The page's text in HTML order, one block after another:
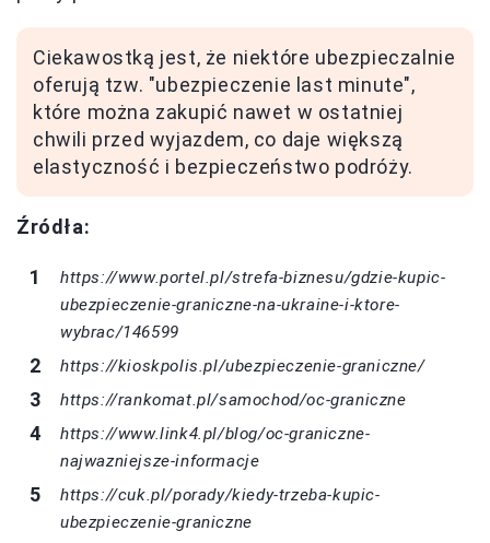
Ciekawostką jest, że niektóre ubezpieczalnie
oferują tzw. "ubezpieczenie last minute",
które można zakupić nawet w ostatniej
chwili przed wyjazdem, co daje większą
elastyczność i bezpieczeństwo podróży.
Źródła:
https://www.portel.pl/strefa-biznesu/gdzie-kupic-
ubezpieczenie-graniczne-na-ukraine-i-ktore-
wybrac/146599
https://kioskpolis.pl/ubezpieczenie-graniczne/
https://rankomat.pl/samochod/oc-graniczne
https://www.link4.pl/blog/oc-graniczne-
najwazniejsze-informacje
https://cuk.pl/porady/kiedy-trzeba-kupic-
ubezpieczenie-graniczne